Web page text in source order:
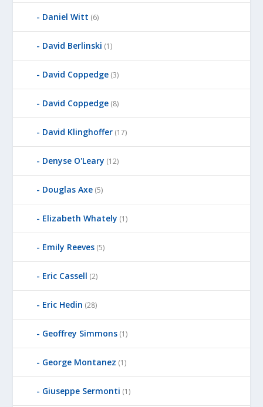
Daniel Witt (6)
David Berlinski (1)
David Coppedge (3)
David Coppedge (8)
David Klinghoffer (17)
Denyse O'Leary (12)
Douglas Axe (5)
Elizabeth Whately (1)
Emily Reeves (5)
Eric Cassell (2)
Eric Hedin (28)
Geoffrey Simmons (1)
George Montanez (1)
Giuseppe Sermonti (1)